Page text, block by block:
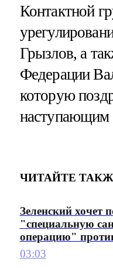
Контактной
Грызлов, а
Федерации
которую
наступающим
ЧИТАЙТЕ
Зеленский хочет
"специальную
операцию"
03:03